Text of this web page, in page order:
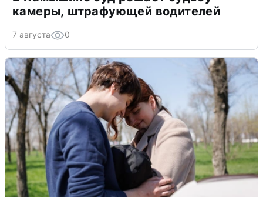
камеры, штрафующей водителей
7 августа 0